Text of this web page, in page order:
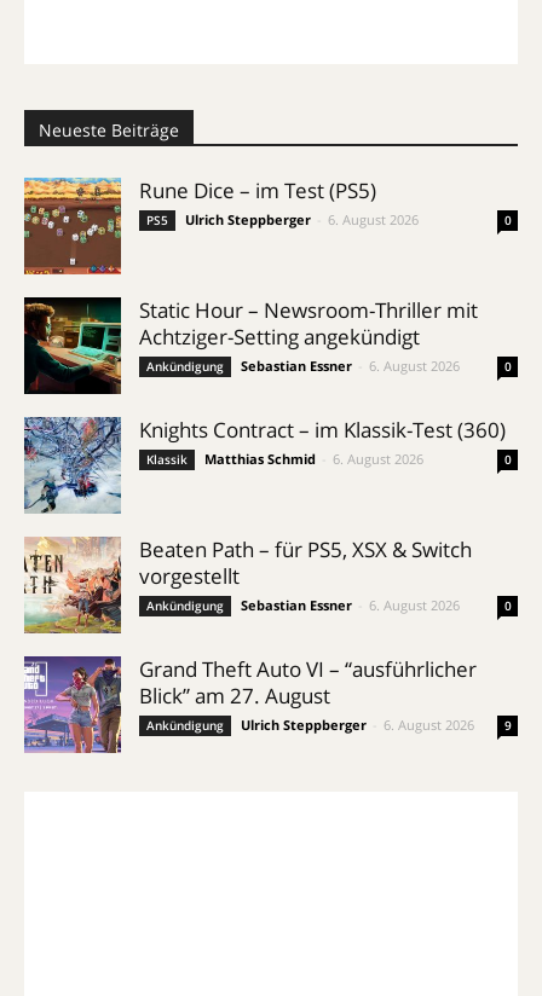
Neueste Beiträge
Rune Dice – im Test (PS5)
PS5 Ulrich Steppberger 6. August 2026 0
Static Hour – Newsroom-Thriller mit
Achtziger-Setting angekündigt
Ankündigung Sebastian Essner 6. August 2026 0
Knights Contract – im Klassik-Test (360)
Klassik Matthias Schmid 6. August 2026 0
Beaten Path – für PS5, XSX & Switch
vorgestellt
Ankündigung Sebastian Essner 6. August 2026 0
Grand Theft Auto VI – “ausführlicher
Blick” am 27. August
Ankündigung Ulrich Steppberger 6. August 2026 9